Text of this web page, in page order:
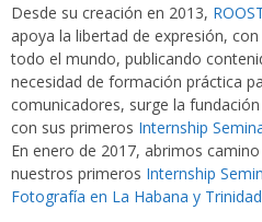
Desde su creación en 2013,
apoya la libertad de expresión,
todo el mundo, publicando
necesidad de formación práctica
comunicadores, surge la
con sus primeros Internship
En enero de 2017, abrimos
nuestros primeros Internship
Fotografía en La Habana y